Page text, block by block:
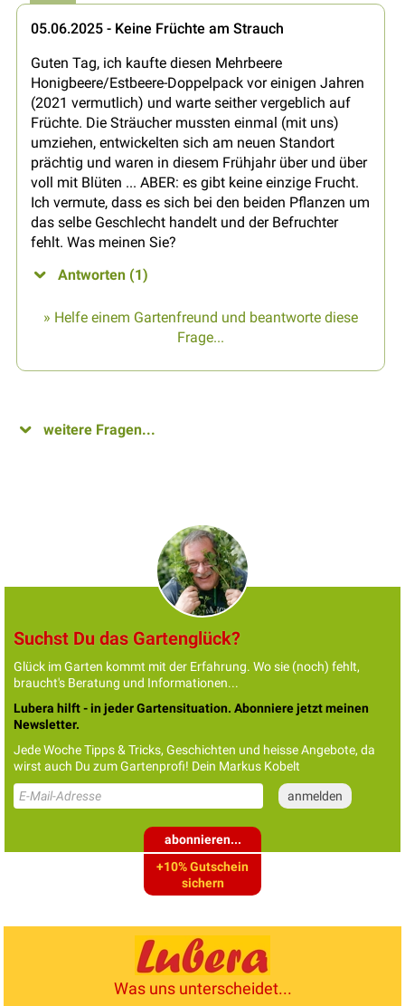
05.06.2025 - Keine Früchte am Strauch
Guten Tag, ich kaufte diesen Mehrbeere
Honigbeere/Estbeere-Doppelpack vor einigen Jahren
(2021 vermutlich) und warte seither vergeblich auf
Früchte. Die Sträucher mussten einmal (mit uns)
umziehen, entwickelten sich am neuen Standort
prächtig und waren in diesem Frühjahr über und über
voll mit Blüten ... ABER: es gibt keine einzige Frucht.
Ich vermute, dass es sich bei den beiden Pflanzen um
das selbe Geschlecht handelt und der Befruchter
fehlt. Was meinen Sie?
Antworten (1)
» Helfe einem Gartenfreund und beantworte diese
Frage...
weitere Fragen...
Suchst Du das Gartenglück?
Glück im Garten kommt mit der Erfahrung. Wo sie (noch) fehlt,
braucht's Beratung und Informationen...
Lubera hilft - in jeder Gartensituation. Abonniere jetzt meinen
Newsletter.
Jede Woche Tipps & Tricks, Geschichten und heisse Angebote, da
wirst auch Du zum Gartenprofi! Dein Markus Kobelt
abonnieren...
+10% Gutschein
sichern
Was uns unterscheidet...